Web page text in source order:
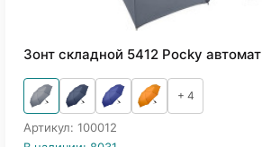
Зонт складной 5412 Pocky автомат
+ 4
Артикул: 100012